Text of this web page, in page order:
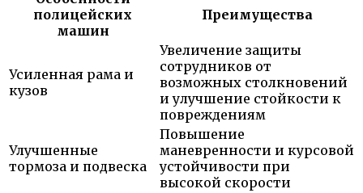
полицейских
машин
Преимущества
Усиленная рама и
кузов
Увеличение защиты
сотрудников от
возможных столкновений
и улучшение стойкости к
повреждениям
Улучшенные
тормоза и подвеска
Повышение
маневренности и курсовой
устойчивости при
высокой скорости